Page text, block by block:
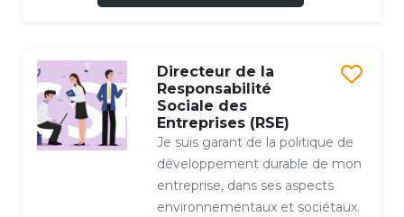
Directeur de la
Responsabilité
Sociale des
Entreprises (RSE)
Je suis garant de la politique de
développement durable de mon
entreprise, dans ses aspects
environnementaux et sociétaux.